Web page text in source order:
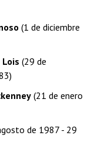
(1 de diciembre
(29 de
(21 de enero
de 1987 - 29